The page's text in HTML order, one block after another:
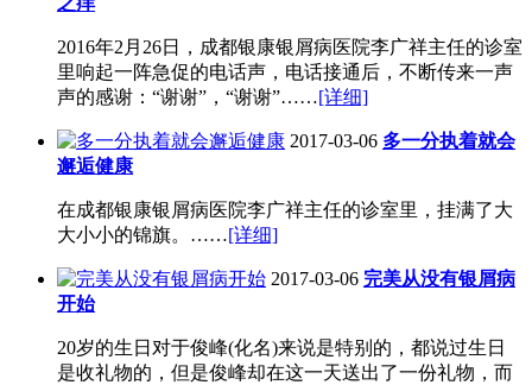
2016年2月26日，成都银康银屑病医院李广祥主任的诊室
里响起一阵急促的电话声，电话接通后，不断传来一声
声的感谢：“谢谢”，“谢谢”……[详细]
2017-03-06 多一分执着就会
邂逅健康
在成都银康银屑病医院李广祥主任的诊室里，挂满了大
大小小的锦旗。……[详细]
2017-03-06 完美从没有银屑病
开始
20岁的生日对于俊峰(化名)来说是特别的，都说过生日
是收礼物的，但是俊峰却在这一天送出了一份礼物，而